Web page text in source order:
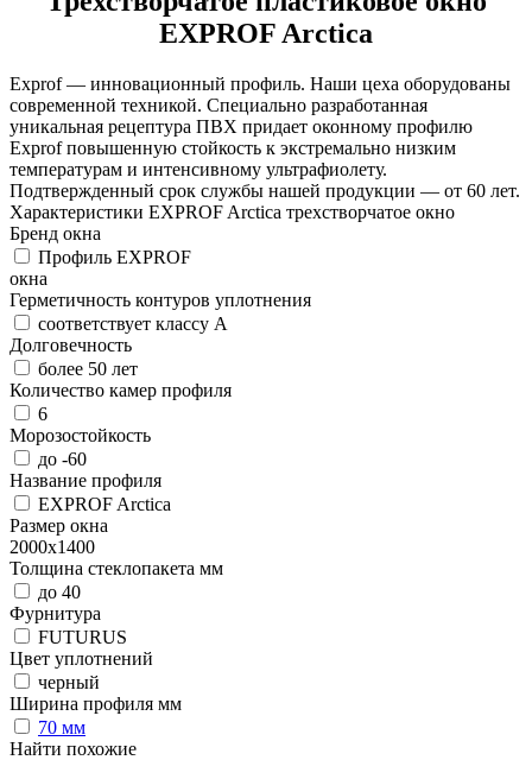
EXPROF Arctica
Exprof — инновационный профиль. Наши цеха оборудованы
современной техникой. Специально разработанная
уникальная рецептура ПВХ придает оконному профилю
Exprof повышенную стойкость к экстремально низким
температурам и интенсивному ультрафиолету.
Подтвержденный срок службы нашей продукции — от 60 лет.
Характеристики EXPROF Arctica трехстворчатое окно
Бренд окна
Профиль EXPROF
окна
Герметичность контуров уплотнения
соответствует классу А
Долговечность
более 50 лет
Количество камер профиля
6
Морозостойкость
до -60
Название профиля
EXPROF Arctica
Размер окна
2000х1400
Толщина стеклопакета мм
до 40
Фурнитура
FUTURUS
Цвет уплотнений
черный
Ширина профиля мм
70 мм
Найти похожие